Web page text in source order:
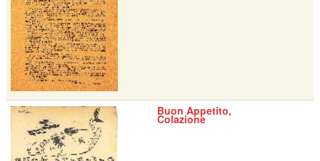
Buon Appetito,
Colazione